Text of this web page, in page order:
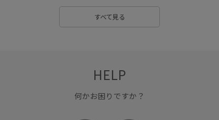
すべて見る
HELP
何かお困りですか？